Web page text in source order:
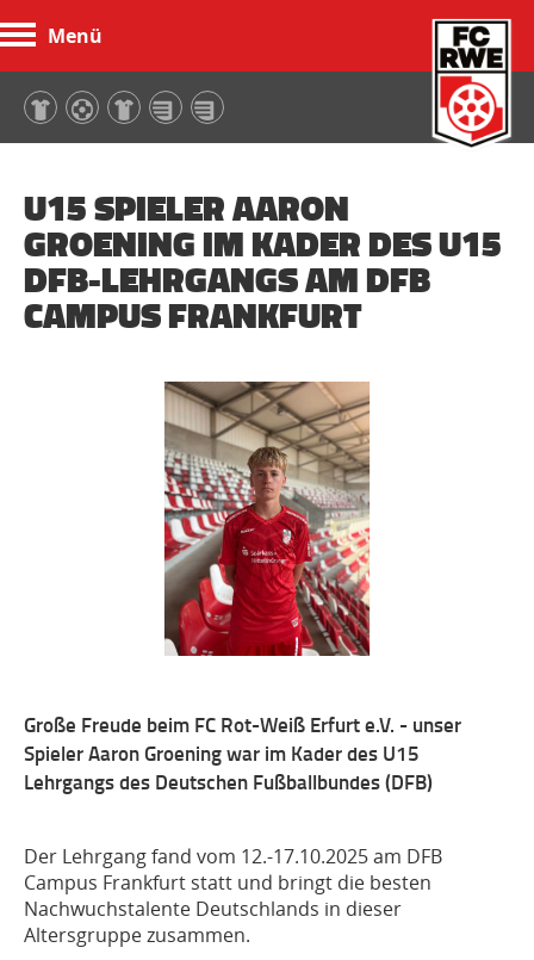
Menü
U15 SPIELER AARON
GROENING IM KADER DES U15
DFB-LEHRGANGS AM DFB
CAMPUS FRANKFURT
Große Freude beim FC Rot-Weiß Erfurt e.V. - unser
Spieler Aaron Groening war im Kader des U15
Lehrgangs des Deutschen Fußballbundes (DFB)
Der Lehrgang fand vom 12.-17.10.2025 am DFB
Campus Frankfurt statt und bringt die besten
Nachwuchstalente Deutschlands in dieser
Altersgruppe zusammen.